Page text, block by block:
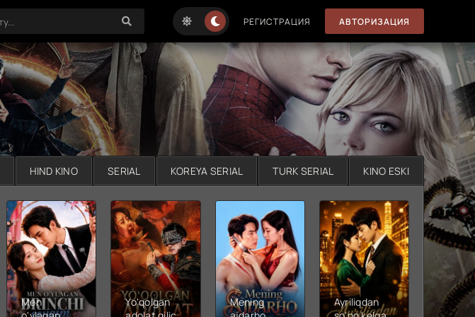
РЕГИСТРАЦИЯ АВТОРИЗАЦИЯ
HIND KINO SERIAL KOREYA SERIAL TURK SERIAL KINO ESKI
Men
Yo'qolgan
Mening
Ayriliqdan